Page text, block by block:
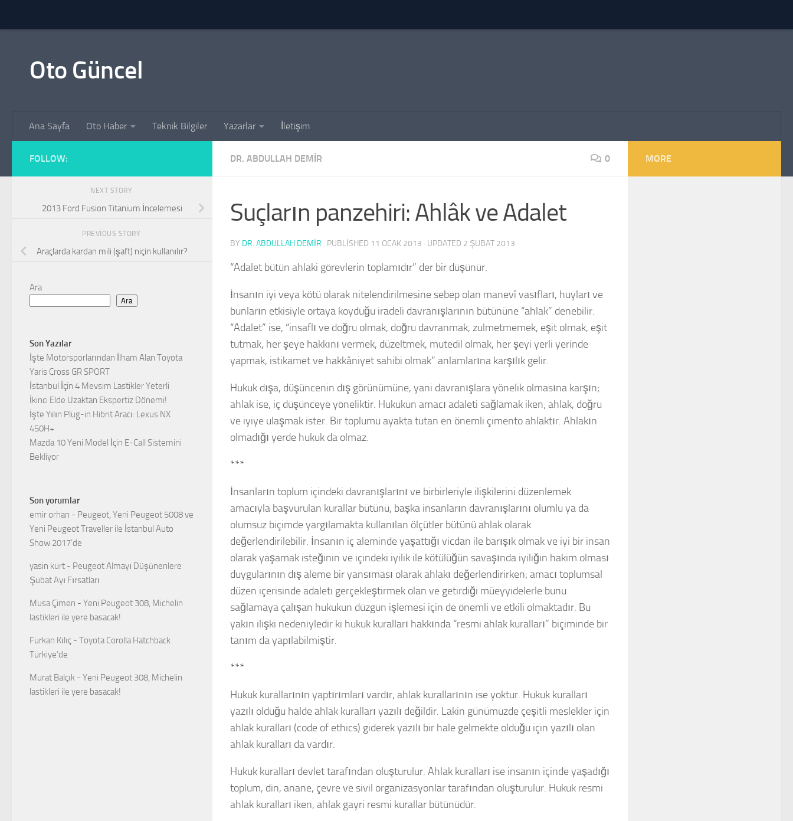
Oto Güncel
Ana Sayfa Oto Haber Teknik Bilgiler Yazarlar İletişim
DR. ABDULLAH DEMIR 0
Suçların panzehiri: Ahlâk ve Adalet
BY DR. ABDULLAH DEMİR · PUBLISHED 11 OCAK 2013 · UPDATED 2 ŞUBAT 2013
“Adalet bütün ahlaki görevlerin toplamıdır” der bir düşünür.
İnsanın iyi veya kötü olarak nitelendirilmesine sebep olan manevî vasıfları, huyları ve
bunların etkisiyle ortaya koyduğu iradeli davranışlarının bütününe “ahlak” denebilir.
“Adalet” ise, “insaflı ve doğru olmak, doğru davranmak, zulmetmemek, eşit olmak, eşit
tutmak, her şeye hakkını vermek, düzeltmek, mutedil olmak, her şeyi yerli yerinde
yapmak, istikamet ve hakkâniyet sahibi olmak” anlamlarına karşılık gelir.
Hukuk dışa, düşüncenin dış görünümüne, yani davranışlara yönelik olmasına karşın;
ahlak ise, iç düşünceye yöneliktir. Hukukun amacı adaleti sağlamak iken; ahlak, doğru
ve iyiye ulaşmak ister. Bir toplumu ayakta tutan en önemli çimento ahlaktır. Ahlakın
olmadığı yerde hukuk da olmaz.
***
İnsanların toplum içindeki davranışlarını ve birbirleriyle ilişkilerini düzenlemek
amacıyla başvurulan kurallar bütünü, başka insanların davranışlarını olumlu ya da
olumsuz biçimde yargılamakta kullanılan ölçütler bütünü ahlak olarak
değerlendirilebilir. İnsanın iç aleminde yaşattığı vicdan ile barışık olmak ve iyi bir insan
olarak yaşamak isteğinin ve içindeki iyilik ile kötülüğün savaşında iyiliğin hakim olması
duygularının dış aleme bir yansıması olarak ahlakı değerlendirirken; amacı toplumsal
düzen içerisinde adaleti gerçekleştirmek olan ve getirdiği müeyyidelerle bunu
sağlamaya çalışan hukukun düzgün işlemesi için de önemli ve etkili olmaktadır. Bu
yakın ilişki nedeniyledir ki hukuk kuralları hakkında “resmi ahlak kuralları” biçiminde bir
tanım da yapılabilmiştir.
***
Hukuk kurallarının yaptırımları vardır, ahlak kurallarının ise yoktur. Hukuk kuralları
yazılı olduğu halde ahlak kuralları yazılı değildir. Lakin günümüzde çeşitli meslekler için
ahlak kuralları (code of ethics) giderek yazılı bir hale gelmekte olduğu için yazılı olan
ahlak kuralları da vardır.
Hukuk kuralları devlet tarafından oluşturulur. Ahlak kuralları ise insanın içinde yaşadığı
toplum, din, anane, çevre ve sivil organizasyonlar tarafından oluşturulur. Hukuk resmi
ahlak kuralları iken, ahlak gayri resmi kurallar bütünüdür.
FOLLOW:
NEXT STORY
2013 Ford Fusion Titanium İncelemesi
PREVIOUS STORY
Araçlarda kardan mili (şaft) niçin kullanılır?
Ara
Ara
Son Yazılar
İşte Motorsporlarından İlham Alan Toyota
Yaris Cross GR SPORT
İstanbul İçin 4 Mevsim Lastikler Yeterli
İkinci Elde Uzaktan Ekspertiz Dönemi!
İşte Yılın Plug-in Hibrit Aracı: Lexus NX
450H+
Mazda 10 Yeni Model İçin E-Call Sistemini
Bekliyor
Son yorumlar
emir orhan - Peugeot, Yeni Peugeot 5008 ve
Yeni Peugeot Traveller ile İstanbul Auto
Show 2017’de
yasin kurt - Peugeot Almayı Düşünenlere
Şubat Ayı Fırsatları
Musa Çimen - Yeni Peugeot 308, Michelin
lastikleri ile yere basacak!
Furkan Kılıç - Toyota Corolla Hatchback
Türkiye’de
Murat Balçık - Yeni Peugeot 308, Michelin
lastikleri ile yere basacak!
MORE